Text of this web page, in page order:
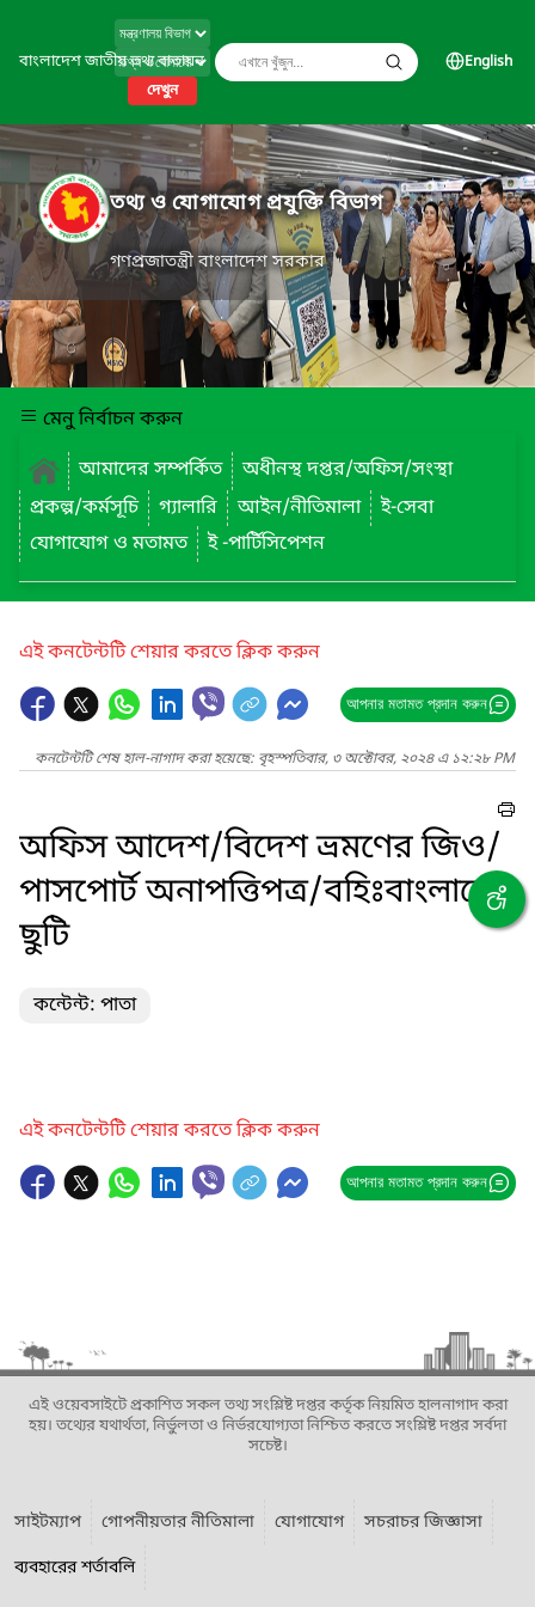
বাংলাদেশ জাতীয় তথ্য বাতায়ন
দেখুন
English
তথ্য ও যোগাযোগ প্রযুক্তি বিভাগ
গণপ্রজাতন্ত্রী বাংলাদেশ সরকার
মেনু নির্বাচন করুন
আমাদের সম্পর্কিত
অধীনস্থ দপ্তর/অফিস/সংস্থা
প্রকল্প/কর্মসূচি
গ্যালারি আইন/নীতিমালা
ই-সেবা
যোগাযোগ ও মতামত
ই -পার্টিসিপেশন
এই কনটেন্টটি শেয়ার করতে ক্লিক করুন
আপনার মতামত প্রদান করুন
কনটেন্টটি শেষ হাল-নাগাদ করা হয়েছে: বৃহস্পতিবার, ৩ অক্টোবর, ২০২৪ এ ১২:২৮ PM
অফিস আদেশ/বিদেশ ভ্রমণের জিও/
পাসপোর্ট অনাপত্তিপত্র/বহিঃবাংলাদেশ
ছুটি
কন্টেন্ট: পাতা
এই কনটেন্টটি শেয়ার করতে ক্লিক করুন
আপনার মতামত প্রদান করুন
এই ওয়েবসাইটে প্রকাশিত সকল তথ্য সংশ্লিষ্ট দপ্তর কর্তৃক নিয়মিত হালনাগাদ করা
হয়। তথ্যের যথার্থতা, নির্ভুলতা ও নির্ভরযোগ্যতা নিশ্চিত করতে সংশ্লিষ্ট দপ্তর সর্বদা
সচেষ্ট।
সাইটম্যাপ গোপনীয়তার নীতিমালা যোগাযোগ
সচরাচর জিজ্ঞাসা
ব্যবহারের শর্তাবলি